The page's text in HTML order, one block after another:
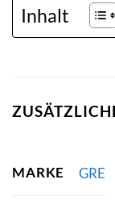
Inhalt
MARKE GRE